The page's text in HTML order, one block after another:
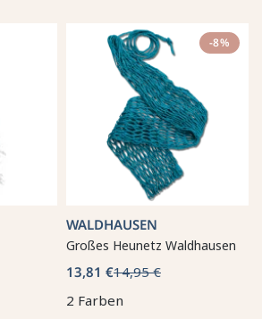
-8%
WALDHAUSEN
Großes Heunetz Waldhausen
13,81 €14,95 €
2 Farben